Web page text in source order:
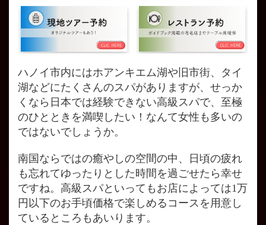
ハノイ市内にはホアンキエム湖や旧市街、タイ
湖などにたくさんのスパがありますが、せっか
くなら日本では経験できない高級スパで、至極
のひとときを満喫したい！なんて女性も多いの
ではないでしょうか。
南国ならではの癒やしの空間の中、日頃の疲れ
も忘れてゆったりとした時間を過ごせたら幸せ
ですね。高級スパといってもお店によっては1万
円以下のお手頃価格で楽しめるコースを用意し
ているところもあいります。